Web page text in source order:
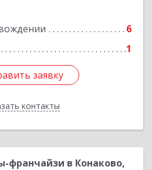
6
1
заявку
контакты
заявку
Назад
франчайзи в Конаково,